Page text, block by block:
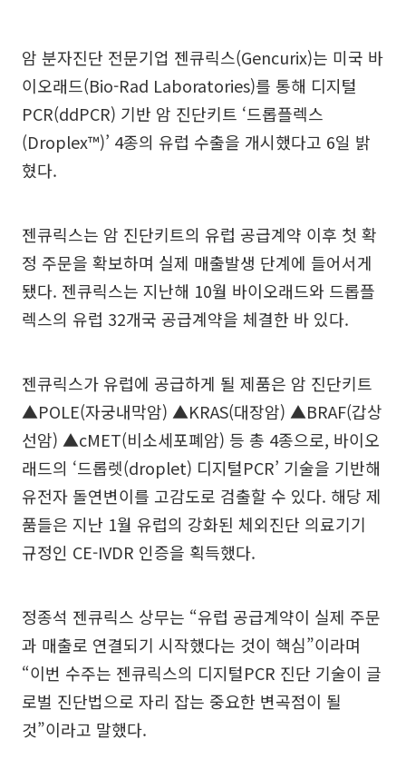
암 분자진단 전문기업 젠큐릭스(Gencurix)는 미국 바
이오래드(Bio-Rad Laboratories)를 통해 디지털
PCR(ddPCR) 기반 암 진단키트 ‘드롭플렉스
(Droplex™)’ 4종의 유럽 수출을 개시했다고 6일 밝
혔다.
젠큐릭스는 암 진단키트의 유럽 공급계약 이후 첫 확
정 주문을 확보하며 실제 매출발생 단계에 들어서게
됐다. 젠큐릭스는 지난해 10월 바이오래드와 드롭플
렉스의 유럽 32개국 공급계약을 체결한 바 있다.
젠큐릭스가 유럽에 공급하게 될 제품은 암 진단키트
▲POLE(자궁내막암) ▲KRAS(대장암) ▲BRAF(갑상
선암) ▲cMET(비소세포폐암) 등 총 4종으로, 바이오
래드의 ‘드롭렛(droplet) 디지털PCR’ 기술을 기반해
유전자 돌연변이를 고감도로 검출할 수 있다. 해당 제
품들은 지난 1월 유럽의 강화된 체외진단 의료기기
규정인 CE-IVDR 인증을 획득했다.
정종석 젠큐릭스 상무는 “유럽 공급계약이 실제 주문
과 매출로 연결되기 시작했다는 것이 핵심”이라며
“이번 수주는 젠큐릭스의 디지털PCR 진단 기술이 글
로벌 진단법으로 자리 잡는 중요한 변곡점이 될
것”이라고 말했다.